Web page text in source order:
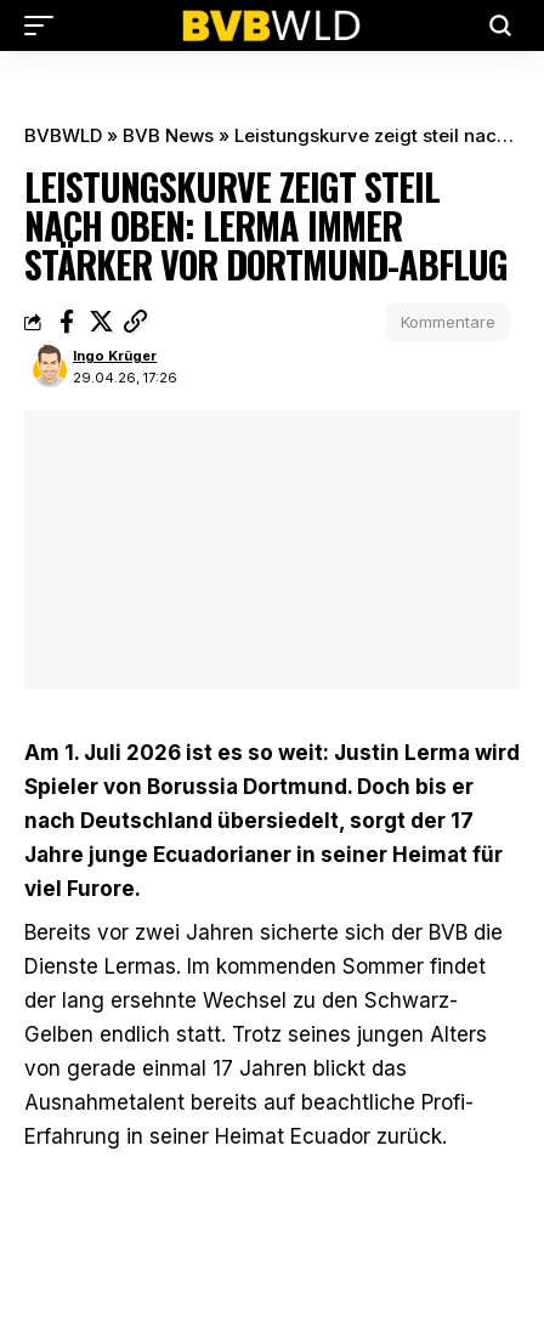
BVBWLD » BVB News » Leistungskurve zeigt steil nach oben: Lerma immer stärker vor Dortmund-Abflug
LEISTUNGSKURVE ZEIGT STEIL
NACH OBEN: LERMA IMMER
STÄRKER VOR DORTMUND-ABFLUG
29.04.26, 17:26
Ingo Krüger
Kommentare
Am 1. Juli 2026 ist es so weit: Justin Lerma wird
Spieler von Borussia Dortmund. Doch bis er
nach Deutschland übersiedelt, sorgt der 17
Jahre junge Ecuadorianer in seiner Heimat für
viel Furore.
Bereits vor zwei Jahren sicherte sich der BVB die
Dienste Lermas. Im kommenden Sommer findet
der lang ersehnte Wechsel zu den Schwarz-
Gelben endlich statt. Trotz seines jungen Alters
von gerade einmal 17 Jahren blickt das
Ausnahmetalent bereits auf beachtliche Profi-
Erfahrung in seiner Heimat Ecuador zurück.